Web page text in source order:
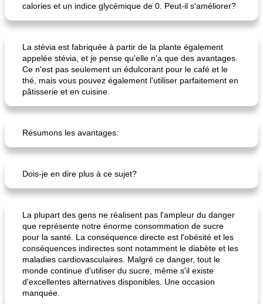
calories et un indice glycémique de 0. Peut-il s'améliorer?
La stévia est fabriquée à partir de la plante également
appelée stévia, et je pense qu'elle n'a que des avantages.
Ce n'est pas seulement un édulcorant pour le café et le
thé, mais vous pouvez également l'utiliser parfaitement en
pâtisserie et en cuisine.
Résumons les avantages:
Dois-je en dire plus à ce sujet?
La plupart des gens ne réalisent pas l'ampleur du danger
que représente notre énorme consommation de sucre
pour la santé. La conséquence directe est l'obésité et les
conséquences indirectes sont notamment le diabète et les
maladies cardiovasculaires. Malgré ce danger, tout le
monde continue d'utiliser du sucre, même s'il existe
d'excellentes alternatives disponibles. Une occasion
manquée.